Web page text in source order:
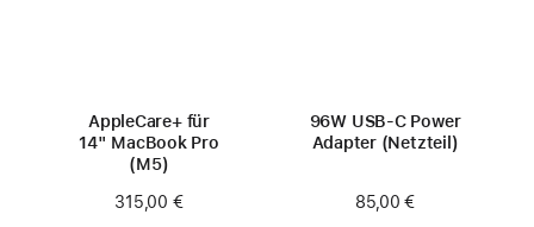
AppleCare+ für
14" MacBook Pro
(M5)
315,00 €
96W USB‑C Power
Adapter (Netzteil)
85,00 €